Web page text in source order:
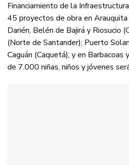
Financiamiento de la
45 proyectos de obra en Arauquita
Darién, Belén de Bajirá y Riosucio
(Norte de Santander); Puerto
Caguán (Caquetá); y en Barbacoas
de 7.000 niñas, niños y jóvenes